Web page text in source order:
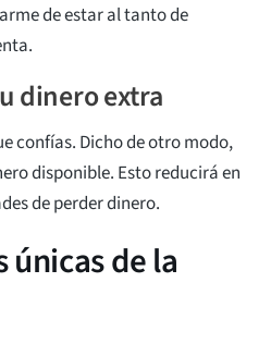
de estar al tanto de
dinero extra
confías. Dicho de otro modo,
disponible. Esto reducirá en
de perder dinero.
de la